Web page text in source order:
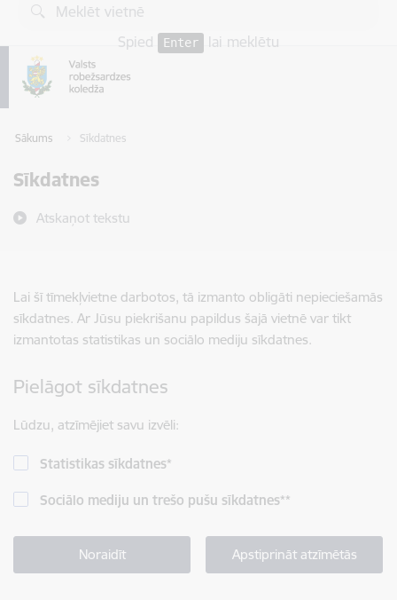
Pāriet uz lapas saturu
Spied
Enter lai meklētu
Sākums Sīkdatnes
Sīkdatnes
Atskaņot tekstu
Lai šī tīmekļvietne darbotos, tā izmanto obligāti nepieciešamās
sīkdatnes. Ar Jūsu piekrišanu papildus šajā vietnē var tikt
izmantotas statistikas un sociālo mediju sīkdatnes.
Pielāgot sīkdatnes
Lūdzu, atzīmējiet savu izvēli:
Statistikas sīkdatnes*
Sociālo mediju un trešo pušu sīkdatnes**
Noraidīt Apstiprināt atzīmētās